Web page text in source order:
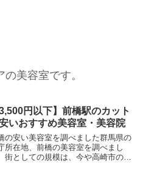
美容室です。
3,500円以下】前橋駅のカット
いおすすめ美容室・美容院
の安い美容室を調べました群馬県の
所在地、前橋の美容室を調べまし
街としての規模は、今や高崎市の方